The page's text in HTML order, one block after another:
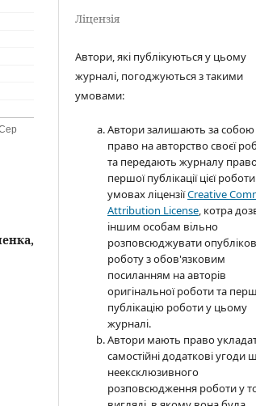
Ліцензія
Автори, які публікуються у цьому
журналі, погоджуються з такими
умовами:
Автори залишають за собою
право на авторство своєї
та передають журналу
першої публікації цієї
умовах ліцензіїCreative
Attribution License, котра
іншим особам вільно
розповсюджувати
роботу з обов'язковим
посиланням на авторів
оригінальної роботи та
публікацію роботи у цьому
журналі.
Автори мають право
самостійні додаткові угоди
неексклюзивного
розповсюдження роботи у